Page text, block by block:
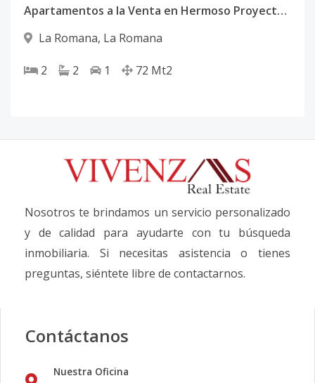
Apartamentos a la Venta en Hermoso Proyecto en La Estancia, La Romana Código: PD332
La Romana, La Romana
2 2 1 72 Mt2
Nosotros te brindamos un servicio personalizado
y de calidad para ayudarte con tu búsqueda
inmobiliaria. Si necesitas asistencia o tienes
preguntas, siéntete libre de contactarnos.
Contáctanos
Nuestra Oficina